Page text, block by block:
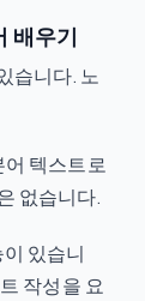
배우기
습니다. 노
텍스트로
없습니다.
있습니
작성을 요